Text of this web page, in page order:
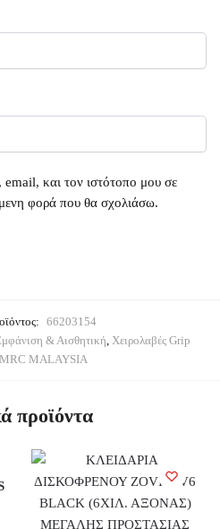
και τον ιστότοπο μου σε
φορά που θα σχολιάσω.
66203154
& Αισθητική, Χειρολαβές Grip
MRC MALAYSIA
προϊόντα